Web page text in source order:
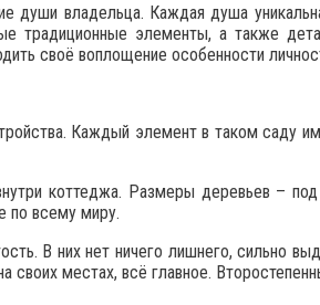
души владельца. Каждая душа
традиционные элементы, а также
своё воплощение особенности
Каждый элемент в таком саду
коттеджа. Размеры деревьев –
по всему миру.
В них нет ничего лишнего, сильно
своих местах, всё главное.